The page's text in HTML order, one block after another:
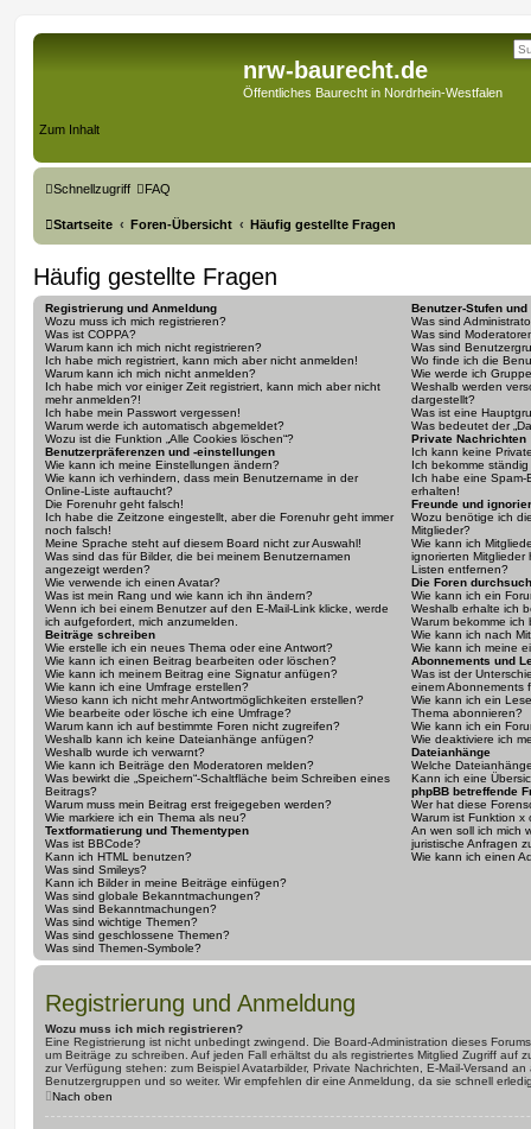
nrw-baurecht.de
Öffentliches Baurecht in Nordrhein-Westfalen
Zum Inhalt
Schnellzugriff FAQ
Startseite Foren-Übersicht Häufig gestellte Fragen
Häufig gestellte Fragen
Registrierung und Anmeldung
Wozu muss ich mich registrieren?
Was ist COPPA?
Warum kann ich mich nicht registrieren?
Ich habe mich registriert, kann mich aber nicht anmelden!
Warum kann ich mich nicht anmelden?
Ich habe mich vor einiger Zeit registriert, kann mich aber nicht
mehr anmelden?!
Ich habe mein Passwort vergessen!
Warum werde ich automatisch abgemeldet?
Wozu ist die Funktion „Alle Cookies löschen“?
Benutzerpräferenzen und -einstellungen
Wie kann ich meine Einstellungen ändern?
Wie kann ich verhindern, dass mein Benutzername in der
Online-Liste auftaucht?
Die Forenuhr geht falsch!
Ich habe die Zeitzone eingestellt, aber die Forenuhr geht immer
noch falsch!
Meine Sprache steht auf diesem Board nicht zur Auswahl!
Was sind das für Bilder, die bei meinem Benutzernamen
angezeigt werden?
Wie verwende ich einen Avatar?
Was ist mein Rang und wie kann ich ihn ändern?
Wenn ich bei einem Benutzer auf den E-Mail-Link klicke, werde
ich aufgefordert, mich anzumelden.
Beiträge schreiben
Wie erstelle ich ein neues Thema oder eine Antwort?
Wie kann ich einen Beitrag bearbeiten oder löschen?
Wie kann ich meinem Beitrag eine Signatur anfügen?
Wie kann ich eine Umfrage erstellen?
Wieso kann ich nicht mehr Antwortmöglichkeiten erstellen?
Wie bearbeite oder lösche ich eine Umfrage?
Warum kann ich auf bestimmte Foren nicht zugreifen?
Weshalb kann ich keine Dateianhänge anfügen?
Weshalb wurde ich verwarnt?
Wie kann ich Beiträge den Moderatoren melden?
Was bewirkt die „Speichern“-Schaltfläche beim Schreiben eines
Beitrags?
Warum muss mein Beitrag erst freigegeben werden?
Wie markiere ich ein Thema als neu?
Textformatierung und Thementypen
Was ist BBCode?
Kann ich HTML benutzen?
Was sind Smileys?
Kann ich Bilder in meine Beiträge einfügen?
Was sind globale Bekanntmachungen?
Was sind Bekanntmachungen?
Was sind wichtige Themen?
Was sind geschlossene Themen?
Was sind Themen-Symbole?
Benutzer-Stufen und
Was sind
Was sind
Was sind
Wo finde ich die
Wie werde ich
Weshalb werden
dargestellt?
Was ist eine
Was bedeutet der
Private Nachrichten
Ich kann keine
Ich bekomme
Ich habe eine Spam-
erhalten!
Freunde und
Wozu benötige ich
Mitglieder?
Wie kann ich
ignorierten
Listen entfernen?
Die Foren
Wie kann ich ein
Weshalb erhalte ich
Warum bekomme
Wie kann ich nach
Wie kann ich meine
Abonnements und
Was ist der
einem Abonnements
Wie kann ich ein
Thema abonnieren?
Wie kann ich ein
Wie deaktiviere ich
Dateianhänge
Welche
Kann ich eine
phpBB betreffende
Wer hat diese
Warum ist Funktion
An wen soll ich mich
juristische Anfragen
Wie kann ich einen
Registrierung und Anmeldung
Wozu muss ich mich registrieren?
Eine Registrierung ist nicht unbedingt zwingend. Die Board-Administration dieses
um Beiträge zu schreiben. Auf jeden Fall erhältst du als registriertes Mitglied Zugriff auf
zur Verfügung stehen: zum Beispiel Avatarbilder, Private Nachrichten, E-Mail-Versand
Benutzergruppen und so weiter. Wir empfehlen dir eine Anmeldung, da sie schnell
Nach oben